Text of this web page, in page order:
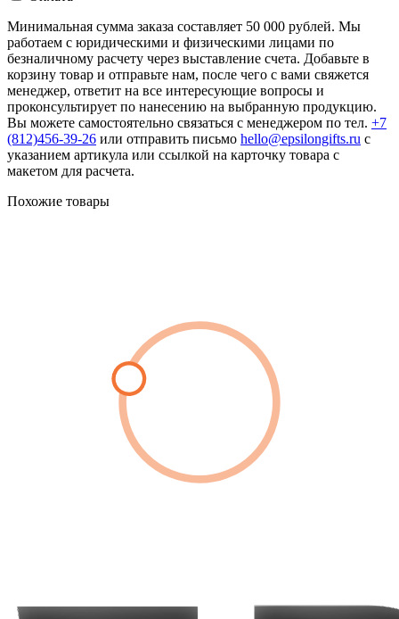
Минимальная сумма заказа составляет 50 000 рублей. Мы
работаем с юридическими и физическими лицами по
безналичному расчету через выставление счета. Добавьте в
корзину товар и отправьте нам, после чего с вами свяжется
менеджер, ответит на все интересующие вопросы и
проконсультирует по нанесению на выбранную продукцию.
Вы можете самостоятельно связаться с менеджером по тел. +7
(812)456-39-26 или отправить письмо hello@epsilongifts.ru с
указанием артикула или ссылкой на карточку товара с
макетом для расчета.
Похожие товары